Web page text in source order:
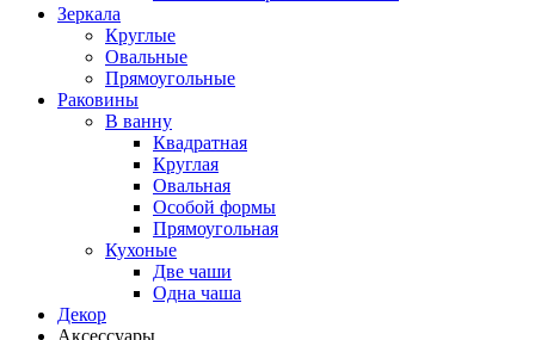
Зеркала
Круглые
Овальные
Прямоугольные
Раковины
В ванну
Квадратная
Круглая
Овальная
Особой формы
Прямоугольная
Кухоные
Две чаши
Одна чаша
Декор
Аксессуары